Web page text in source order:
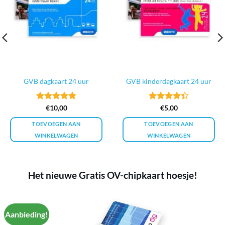
GVB dagkaart 24 uur
Gewaardeerd
4.79uit 5
€10,00
TOEVOEGEN AAN
WINKELWAGEN
GVB kinderdagkaart 24 uur
Gewaardeerd
4.44uit 5
€5,00
TOEVOEGEN AAN
WINKELWAGEN
Het nieuwe Gratis OV-chipkaart hoesje!
Aanbieding!